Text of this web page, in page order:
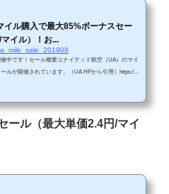
イル購入で最大85%ボーナスセー
イル）！お...
中です！セール概要ユナイテッド航空（UA）のマイ
ルが開催されています。（UA HPから引用）https://b
じてしまったら、以下の方法を試してみて下さ
ボーナス割合が変わります。・5,000～29,000マイル購
ール（最大単価2.4円/マイ